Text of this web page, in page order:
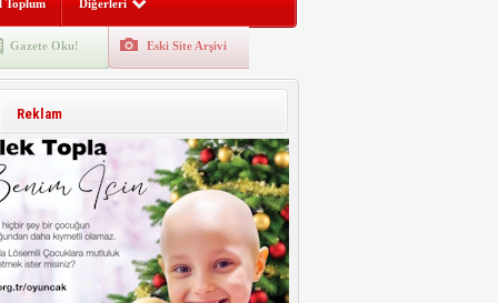
Toplum Diğerleri
Gazete Oku! Eski Site Arşivi
Reklam